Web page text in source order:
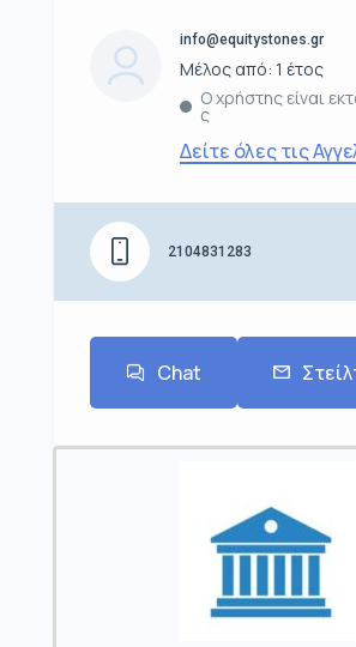
info@equitystones.gr
Μέλος από: 1 έτος
Ο χρήστης είναι
ς
Δείτε όλες τις
2104831283
Chat